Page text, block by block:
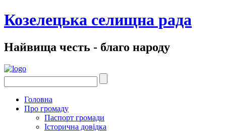
Козелецька селищна рада
Найвища честь - благо народу
Головна
Про громаду
Паспорт громади
Історична довідка